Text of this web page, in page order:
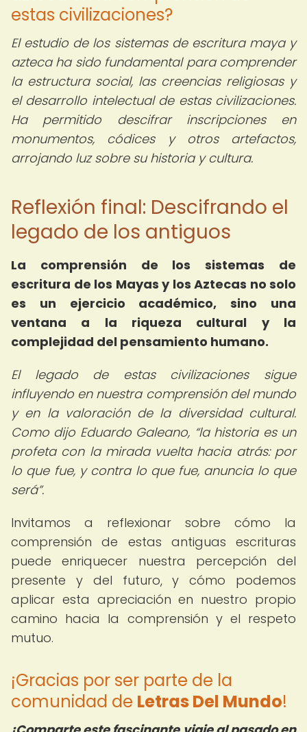
estas civilizaciones?
El estudio de los sistemas de escritura maya y
azteca ha sido fundamental para comprender
la estructura social, las creencias religiosas y
el desarrollo intelectual de estas civilizaciones.
Ha permitido descifrar inscripciones en
monumentos, códices y otros artefactos,
arrojando luz sobre su historia y cultura.
Reflexión final: Descifrando el
legado de los antiguos
La comprensión de los sistemas de
escritura de los Mayas y los Aztecas no solo
es un ejercicio académico, sino una
ventana a la riqueza cultural y la
complejidad del pensamiento humano.
El legado de estas civilizaciones sigue
influyendo en nuestra comprensión del mundo
y en la valoración de la diversidad cultural.
Como dijo Eduardo Galeano, la historia es un
profeta con la mirada vuelta hacia atrás: por
lo que fue, y contra lo que fue, anuncia lo que
será .
Invitamos a reflexionar sobre cómo la
comprensión de estas antiguas escrituras
puede enriquecer nuestra percepción del
presente y del futuro, y cómo podemos
aplicar esta apreciación en nuestro propio
camino hacia la comprensión y el respeto
mutuo.
¡Gracias por ser parte de la
comunidad de Letras Del Mundo!